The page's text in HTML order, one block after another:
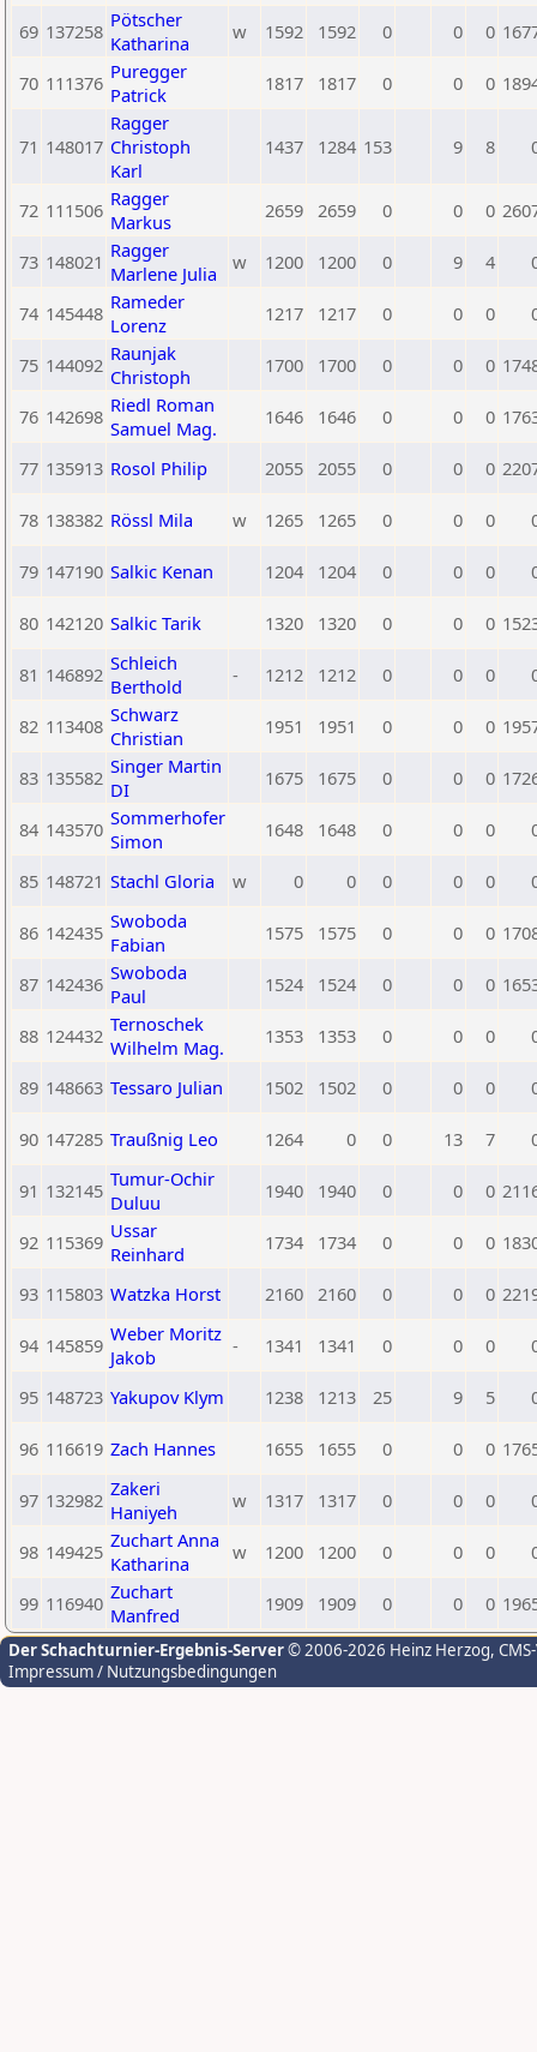
69 137258 Pötscher
Katharina
w 1592 1592 0 0 0
70 111376 Puregger
Patrick
1817 1817 0 0 0
71 148017
Ragger
Christoph
Karl
1437 1284 153 9 8
72 111506 Ragger
Markus
2659 2659 0 0 0
73 148021 Ragger
Marlene Julia
w 1200 1200 0 9 4
74 145448 Rameder
Lorenz
1217 1217 0 0 0
75 144092 Raunjak
Christoph
1700 1700 0 0 0
76 142698 Riedl Roman
Samuel Mag.
1646 1646 0 0 0
77 135913 Rosol Philip 2055 2055 0 0 0
78 138382 Rössl Mila w 1265 1265 0 0 0
79 147190 Salkic Kenan 1204 1204 0 0 0
80 142120 Salkic Tarik 1320 1320 0 0 0
81 146892 Schleich
Berthold
- 1212 1212 0 0 0
82 113408 Schwarz
Christian
1951 1951 0 0 0
83 135582 Singer Martin
DI
1675 1675 0 0 0
84 143570 Sommerhofer
Simon
1648 1648 0 0 0
85 148721 Stachl Gloria w 0 0 0 0 0
86 142435 Swoboda
Fabian
1575 1575 0 0 0
87 142436 Swoboda
Paul
1524 1524 0 0 0
88 124432 Ternoschek
Wilhelm Mag.
1353 1353 0 0 0
89 148663 Tessaro Julian 1502 1502 0 0 0
90 147285 Traußnig Leo 1264 0 0 13 7
91 132145 Tumur-Ochir
Duluu
1940 1940 0 0 0
92 115369 Ussar
Reinhard
1734 1734 0 0 0
93 115803 Watzka Horst 2160 2160 0 0 0
94 145859 Weber Moritz
Jakob
- 1341 1341 0 0 0
95 148723 Yakupov Klym 1238 1213 25 9 5
96 116619 Zach Hannes 1655 1655 0 0 0
97 132982 Zakeri
Haniyeh
w 1317 1317 0 0 0
98 149425 Zuchart Anna
Katharina
w 1200 1200 0 0 0
99 116940 Zuchart
Manfred
1909 1909 0 0 0
Der Schachturnier-Ergebnis-Server© 2006-2026 Heinz Herzog,
Impressum / Nutzungsbedingungen